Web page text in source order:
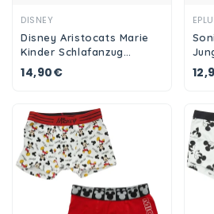
DISNEY
Disney Aristocats Marie
Kinder Schlafanzug
Pyjama Shirt Shorts
14,90€